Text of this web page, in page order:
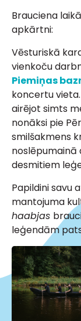
Brauciena
apkārtni:
Vēsturiskā
vienkoču
Piemiņas
koncertu
airējot simts
nonāksi pie
smilšakmens
noslēpumainā
desmitiem
Papildini savu
mantojuma
haabjas
leģendām